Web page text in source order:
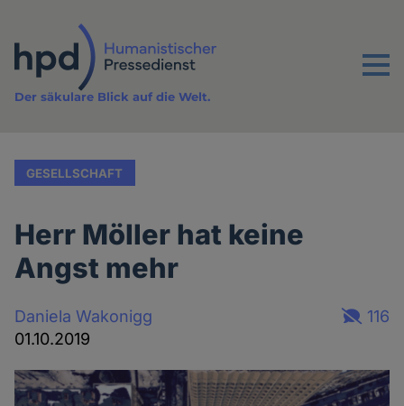
Inhalt
Menu
Der säkulare Blick auf die Welt.
GESELLSCHAFT
Herr Möller hat keine
Angst mehr
Daniela Wakonigg
01.10.2019
116